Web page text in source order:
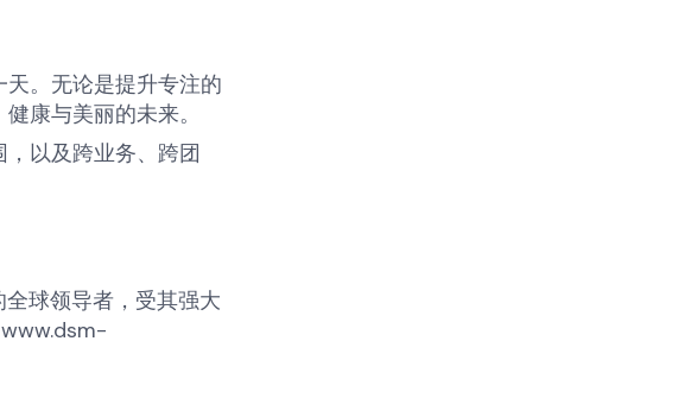
。无论是提升专注的
康与美丽的未来。
以及跨业务、跨团
球领导者，受其强大